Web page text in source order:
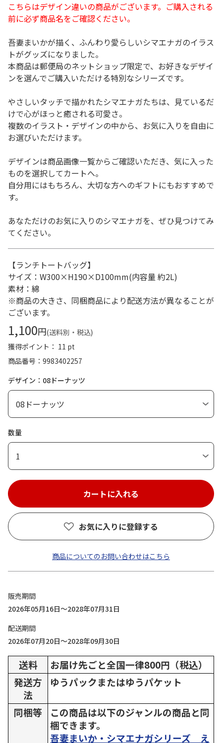
こちらはデザイン違いの商品がございます。ご購入される
前に必ず商品名をご確認ください。
吾妻まいかが描く、ふんわり愛らしいシマエナガのイラス
トがグッズになりました。
本商品は郵便局のネットショップ限定で、お好きなデザイ
ンを選んでご購入いただける特別なシリーズです。
やさしいタッチで描かれたシマエナガたちは、見ているだ
けで心がほっと癒される可愛さ。
複数のイラスト・デザインの中から、お気に入りを自由に
お選びいただけます。
デザインは商品画像一覧からご確認いただき、気に入った
ものを選択してカートへ。
自分用にはもちろん、大切な方へのギフトにもおすすめで
す。
あなただけのお気に入りのシマエナガを、ぜひ見つけてみ
てください。
【ランチトートバッグ】
サイズ：W300×H190×D100mm(内容量 約2L)
素材：綿
※商品の大きさ、同梱商品により配送方法が異なることが
ございます。
1,100円(送料別・税込)
獲得ポイント： 11 pt
商品番号
9983402257
デザイン：08ドーナッツ
数量
1
お気に入りに登録する
商品についてのお問い合わせはこちら
販売期間
2026年05月16日～2028年07月31日
配送期間
2026年07月20日～2028年09月30日
送料
お届け先ごと全国一律800円（税込）
発送方
法
ゆうパックまたはゆうパケット
同梱等
この商品は以下のジャンルの商品と同
梱できます。
吾妻まいか・シマエナガシリーズ え